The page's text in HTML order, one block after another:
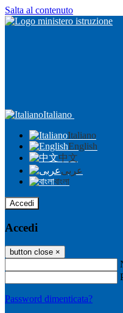
Salta al contenuto
Italiano
Italiano
English
中文
عربى
বাংলা
Accedi
Accedi
button close ×
Password dimenticata?